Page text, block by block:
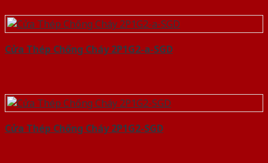
Cửa Thép Chống Cháy 2P1G2-a-SGD
Cửa Thép Chống Cháy 2P1G2-SGD